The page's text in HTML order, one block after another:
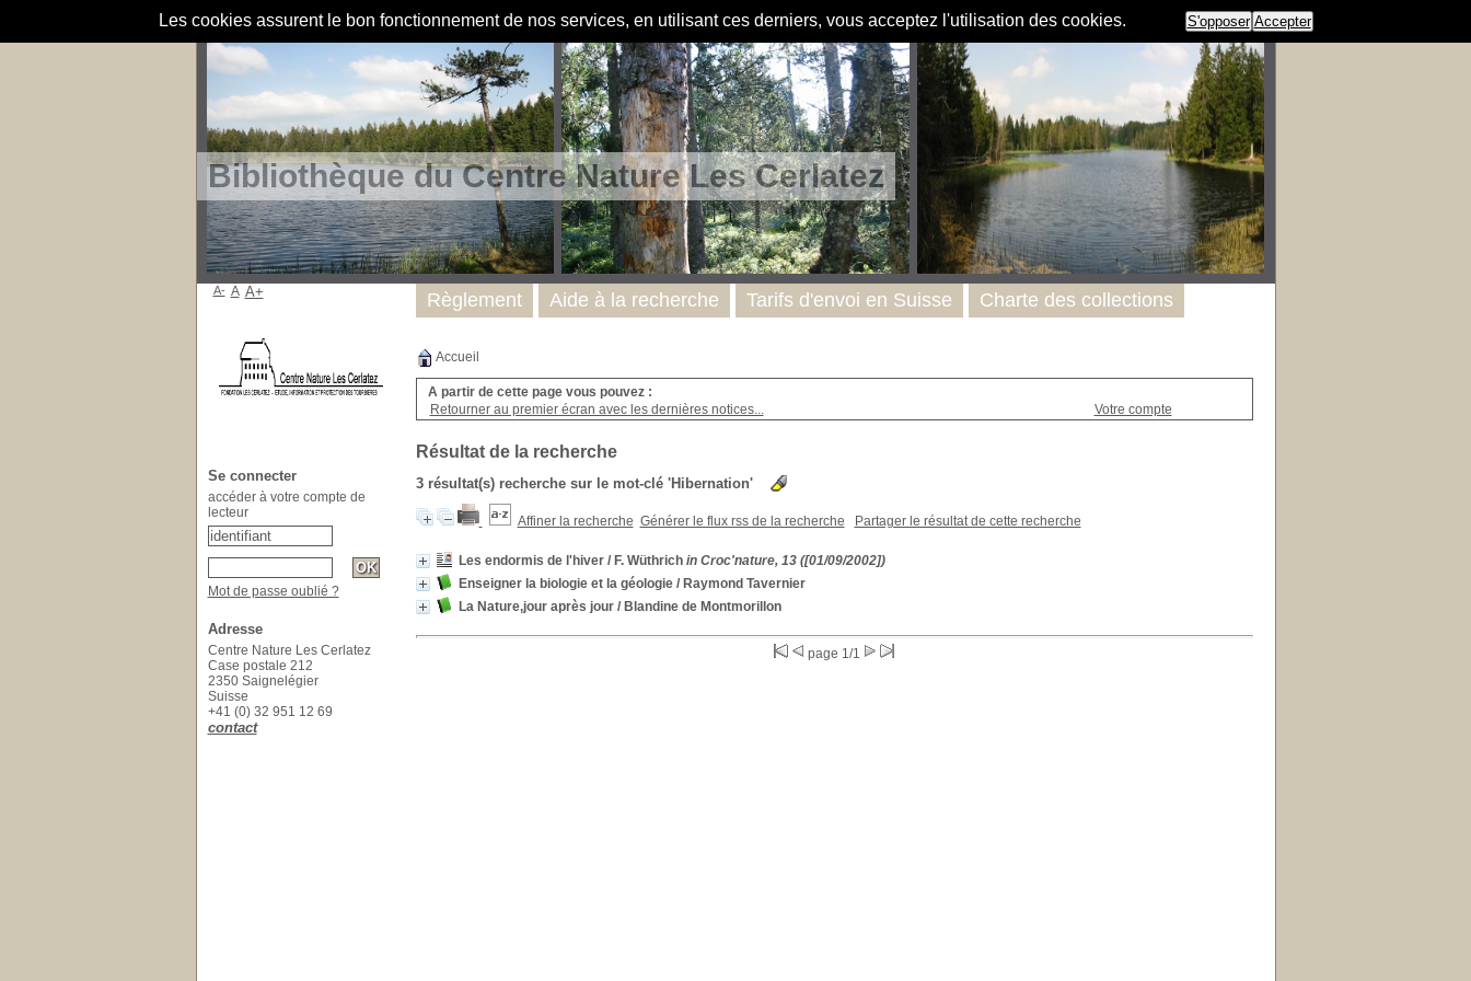
Les cookies assurent le bon fonctionnement de nos services, en utilisant ces derniers, vous acceptez l'utilisation des cookies. S'opposer Accepter
Bibliothèque du Centre Nature Les Cerlatez
Accueil
A partir de cette page vous pouvez :
Retourner au premier écran avec les dernières notices...
Votre compte
Résultat de la recherche
3 résultat(s) recherche sur le mot-clé 'Hibernation'
Affiner la recherche Générer le flux rss de la recherche Partager le résultat de cette recherche
Les endormis de l'hiver/ F. Wüthrich in Croc'nature, 13 ([01/09/2002])
Enseigner la biologie et la géologie/ Raymond Tavernier
La Nature,jour après jour/ Blandine de Montmorillon
page 1/1
Règlement Aide à la recherche Tarifs d'envoi en Suisse Charte des collections
A- A A+
Se connecter
accéder à votre compte de
lecteur
Mot de passe oublié ?
Adresse
Centre Nature Les Cerlatez
Case postale 212
2350 Saignelégier
Suisse
+41 (0) 32 951 12 69
contact